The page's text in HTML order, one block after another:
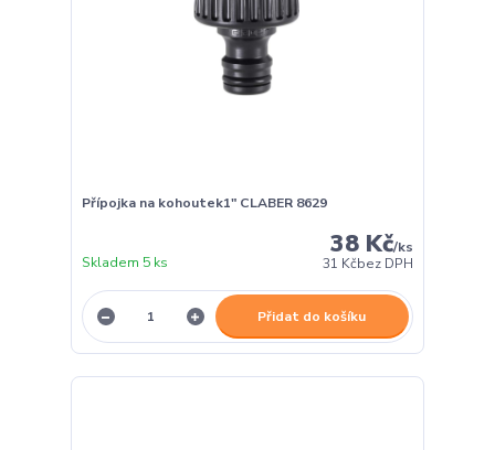
Přípojka na kohoutek1" CLABER 8629
38 Kč/ks
31 Kčbez DPH
Skladem 5 ks
Přidat do košíku